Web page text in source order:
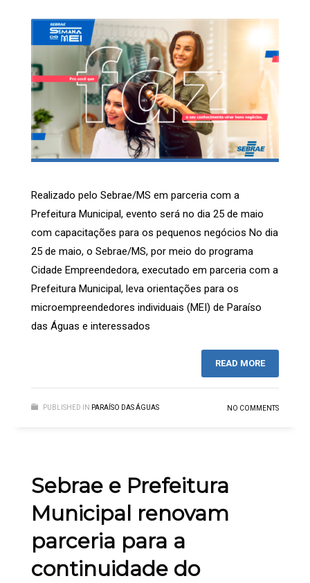
Realizado pelo Sebrae/MS em parceria com a
Prefeitura Municipal, evento será no dia 25 de maio
com capacitações para os pequenos negócios No dia
25 de maio, o Sebrae/MS, por meio do programa
Cidade Empreendedora, executado em parceria com a
Prefeitura Municipal, leva orientações para os
microempreendedores individuais (MEI) de Paraíso
das Águas e interessados
READ MORE
PUBLISHED IN PARAÍSO DAS ÁGUAS NO COMMENTS
Sebrae e Prefeitura
Municipal renovam
parceria para a
continuidade do